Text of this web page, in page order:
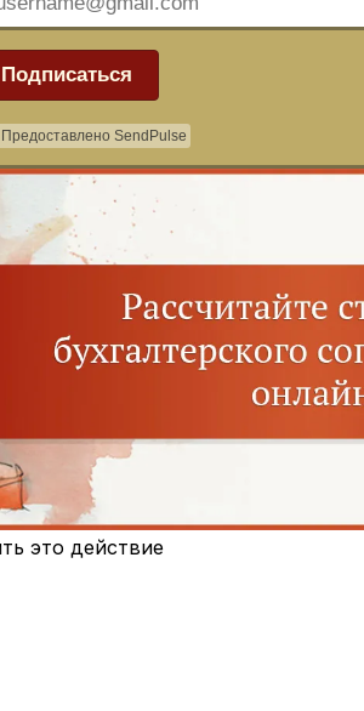
Подписаться
Предоставлено SendPulse
это действие